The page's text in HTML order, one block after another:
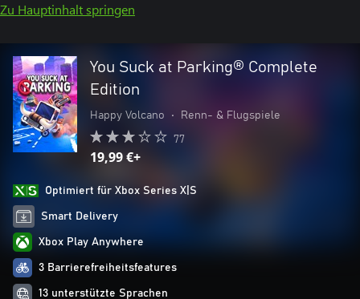
Zu Hauptinhalt springen
You Suck at Parking® Complete
Edition
Happy Volcano • Renn- & Flugspiele
77
19,99 €+
Optimiert für Xbox Series X|S
Smart Delivery
Xbox Play Anywhere
3 Barrierefreiheitsfeatures
13 unterstützte Sprachen